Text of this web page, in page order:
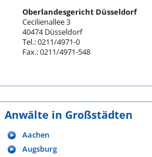
Oberlandesgericht Düsseldorf
Cecilienallee 3
40474 Düsseldorf
Tel.: 0211/4971-0
Fax.: 0211/4971-548
Anwälte in Großstädten
Aachen
Augsburg